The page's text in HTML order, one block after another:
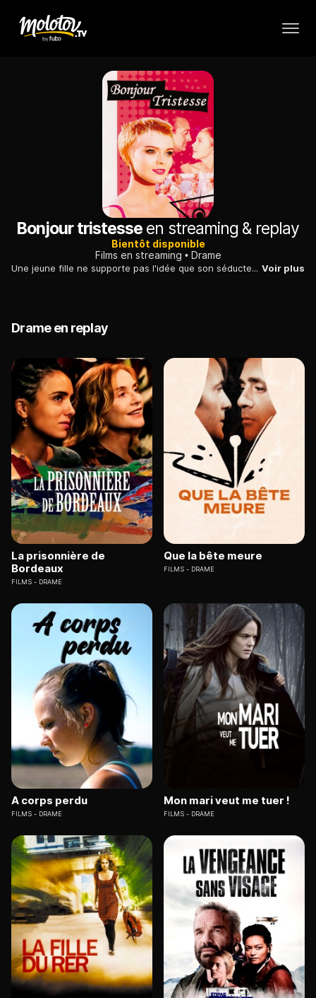
Bonjour tristesse en streaming & replay
Bientôt disponible
Films en streaming
Drame
Une jeune fille ne supporte pas l'idée que son séducteur de père puisse envisager de refaire sa vie avec la meilleure amie de sa défunte mère... Voir plus
Drame en replay
La prisonnière de
Bordeaux
FILMS DRAME
Que la bête meure
FILMS DRAME
A corps perdu
FILMS DRAME
Mon mari veut me tuer !
FILMS DRAME